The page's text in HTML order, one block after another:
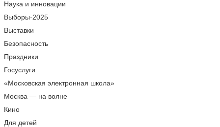
Наука и инновации
Выборы-2025
Выставки
Безопасность
Праздники
Госуслуги
«Московская электронная школа»
Москва — на волне
Кино
Для детей